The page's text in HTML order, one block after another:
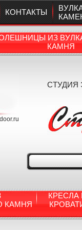
КОНТАКТЫ
ИЗ
КАМНЯ
СТУДИЯ
КАМНЯ
КРЕСЛА